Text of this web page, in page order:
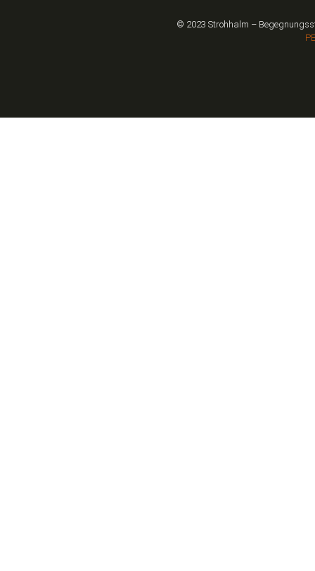
© 2023 Strohhalm –